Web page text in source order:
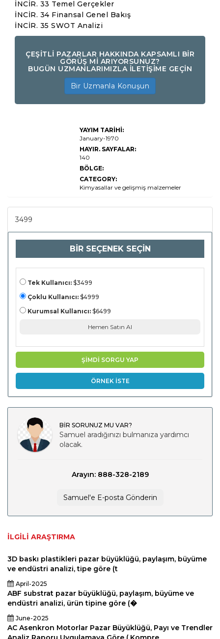
İNCİR. 33 Temel Gerçekler
İNCİR. 34 Finansal Genel Bakış
İNCİR. 35 SWOT Analizi
ÇEŞİTLİ PAZARLAR HAKKINDA KAPSAMLI BİR
GÖRÜŞ Mİ ARIYORSUNUZ?
BUGÜN UZMANLARIMIZLA İLETİŞİME GEÇİN
Bir Uzmanla Konuşun
kabloları,
macun),
havacılık,
elektronik,
üreticileri,
oemsleri,
ve enerji
sağlayıcıları)
ve enerji
YAYIM TARİHİ:
January-1970
HAYIR. SAYFALAR:
140
BÖLGE:
CATEGORY:
Kimyasallar ve gelişmiş malzemeler
3499
BİR SEÇENEK SEÇİN
Tek Kullanıcı: $3499
Çoklu Kullanıcı: $4999
Kurumsal Kullanıcı: $6499
Hemen Satın Al
ŞİMDİ SORGU YAP
ÖRNEK İSTE
BİR SORUNUZ MU VAR?
Samuel aradığınızı bulmanıza yardımcı
olacak.
Arayın: 888-328-2189
Samuel'e E-posta Gönderin
İLGILI ARAŞTIRMA
3D baskı plastikleri pazar büyüklüğü, paylaşım, büyüme
ve endüstri analizi, tipe göre (t
April-2025
ABF substrat pazar büyüklüğü, paylaşım, büyüme ve
endüstri analizi, ürün tipine göre (�
June-2025
AC Asenkron Motorlar Pazar Büyüklüğü, Payı ve Trendler